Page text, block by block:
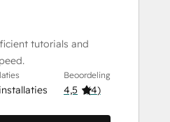
tutorials and
Beoordeling
4,5 (4)